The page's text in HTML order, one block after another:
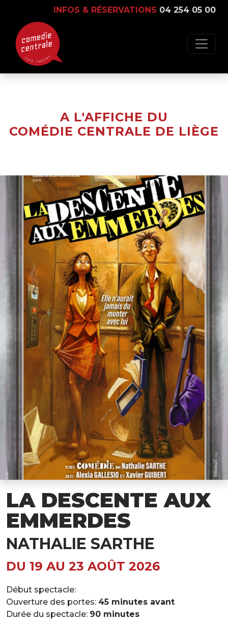
INFOS & RÉSERVATIONS 04 254 05 00
A L'AFFICHE DU
COMÉDIE CENTRALE DE LIÈGE
LA DESCENTE AUX
EMMERDES
NATHALIE SARTHE
DU 19 AU 23 AOÛT 2026
Début spectacle:
Ouverture des portes: 45 minutes avant
Durée du spectacle: 90 minutes